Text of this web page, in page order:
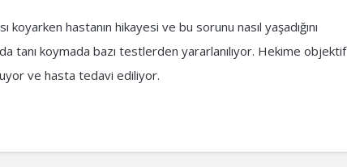
hastanın hikayesi ve bu sorunu nasıl yaşadığını
tanı koymada bazı testlerden yararlanılıyor. Hekime objektif
ve hasta tedavi ediliyor.